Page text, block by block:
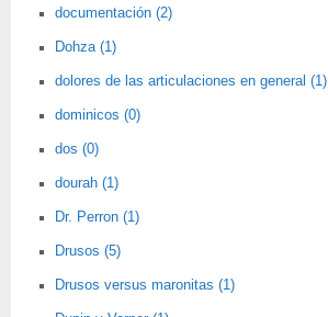
documentación (2)
Dohza (1)
dolores de las articulaciones en general (1)
dominicos (0)
dos (0)
dourah (1)
Dr. Perron (1)
Drusos (5)
Drusos versus maronitas (1)